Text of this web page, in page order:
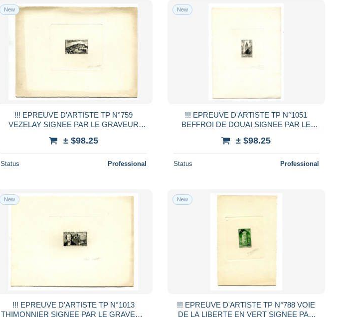
New
!!! EPREUVE D'ARTISTE TP N°759
VEZELAY SIGNEE PAR LE GRAVEUR
± $98.25
Status Professional
New
!!! EPREUVE D'ARTISTE TP N°1051
BEFFROI DE DOUAI SIGNEE PAR LE
± $98.25
Status Professional
New
!!! EPREUVE D'ARTISTE TP N°1013
THIMONNIER SIGNEE PAR LE GRAVEUR
New
!!! EPREUVE D'ARTISTE TP N°788 VOIE
DE LA LIBERTE EN VERT SIGNEE PAR